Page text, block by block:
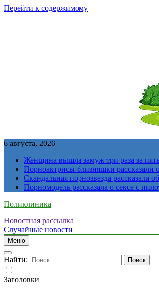
Перейти к содержимому
6 августа, 2026
Женщина вышла замуж три раза за
Порноактрисы-близняшки рассказали
Скандальная порнозвезда рассказала
Порномодель рассказала о сексе с
Поликлиника
Новостная рассылка
Случайные новости
Меню
Найти:
Заголовки